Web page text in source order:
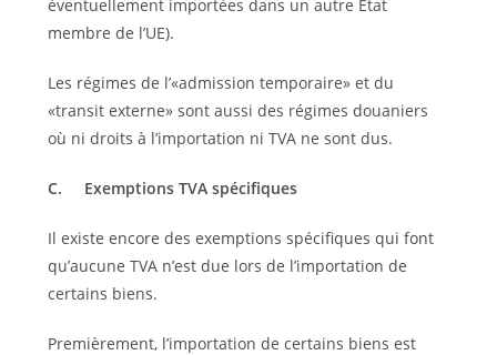
éventuellement importées dans un autre État
membre de l’UE).
Les régimes de l’«admission temporaire» et du
«transit externe» sont aussi des régimes douaniers
où ni droits à l’importation ni TVA ne sont dus.
C. Exemptions TVA spécifiques
Il existe encore des exemptions spécifiques qui font
qu’aucune TVA n’est due lors de l’importation de
certains biens.
Premièrement, l’importation de certains biens est